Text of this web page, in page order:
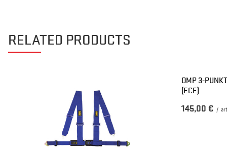
RELATED PRODUCTS
OMP 3-
(ECE)
145,00 € /